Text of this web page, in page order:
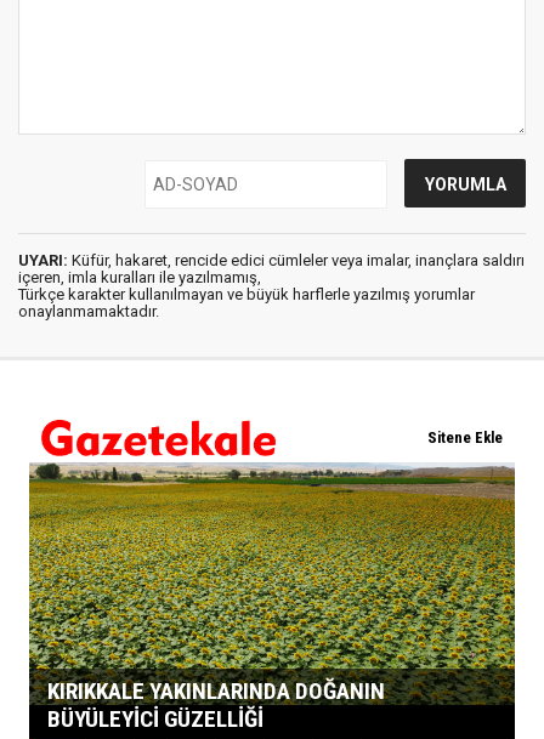
UYARI: Küfür, hakaret, rencide edici cümleler veya imalar, inançlara saldırı
içeren, imla kuralları ile yazılmamış,
Türkçe karakter kullanılmayan ve büyük harflerle yazılmış yorumlar
onaylanmamaktadır.